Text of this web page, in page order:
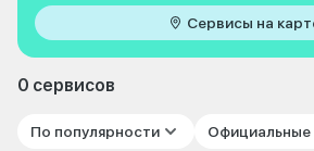
Сервисы на
0 сервисов
По популярности